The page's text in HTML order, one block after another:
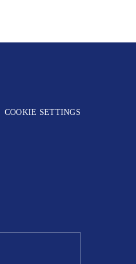
COOKIE SETTINGS